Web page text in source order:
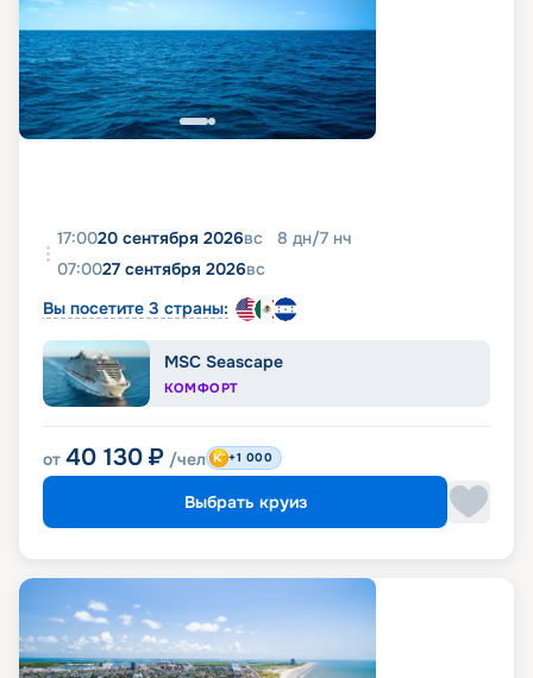
17:0020 сентября 2026вс 8 дн/7 нч
07:0027 сентября 2026вс
Вы посетите 3 страны:
MSC Seascape
КОМФОРТ
от 40 130 ₽ /чел +1 000
Выбрать круиз